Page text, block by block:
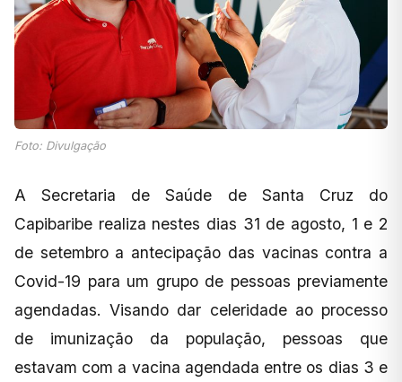
Foto: Divulgação
A Secretaria de Saúde de Santa Cruz do
Capibaribe realiza nestes dias 31 de agosto, 1 e 2
de setembro a antecipação das vacinas contra a
Covid-19 para um grupo de pessoas previamente
agendadas. Visando dar celeridade ao processo
de imunização da população, pessoas que
estavam com a vacina agendada entre os dias 3 e